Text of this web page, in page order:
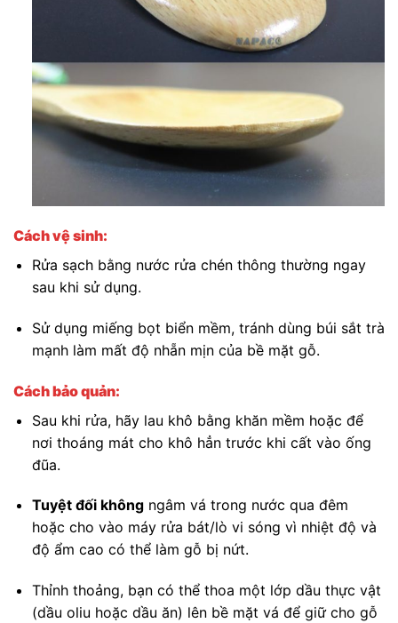
Cách vệ sinh:
Rửa sạch bằng nước rửa chén thông thường ngay
sau khi sử dụng.
Sử dụng miếng bọt biển mềm, tránh dùng búi sắt trà
mạnh làm mất độ nhẵn mịn của bề mặt gỗ.
Cách bảo quản:
Sau khi rửa, hãy lau khô bằng khăn mềm hoặc để
nơi thoáng mát cho khô hẳn trước khi cất vào ống
đũa.
Tuyệt đối khôngngâm vá trong nước qua đêm
hoặc cho vào máy rửa bát/lò vi sóng vì nhiệt độ và
độ ẩm cao có thể làm gỗ bị nứt.
Thỉnh thoảng, bạn có thể thoa một lớp dầu thực vật
(dầu oliu hoặc dầu ăn) lên bề mặt vá để giữ cho gỗ